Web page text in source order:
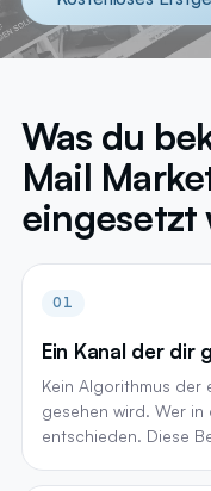
Was du
Mail
eingesetzt
01
Ein Kanal der dir
Kein Algorithmus
gesehen wird. Wer
entschieden. Diese